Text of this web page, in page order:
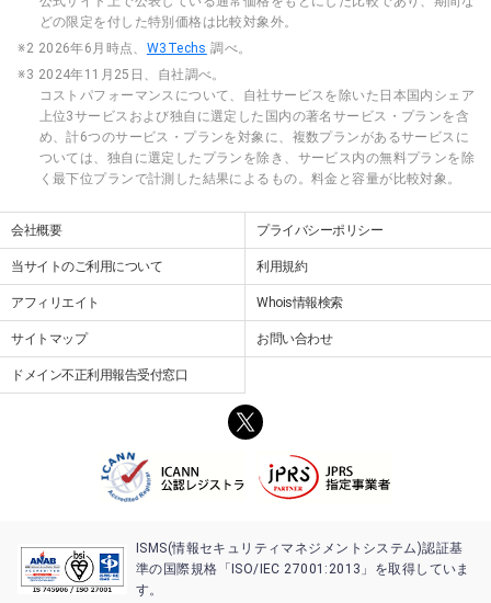
どの限定を付した特別価格は比較対象外。
※2 2026年6月時点、 W3Techs 調べ。
※3 2024年11月25日、自社調べ。
コストパフォーマンスについて、自社サービスを除いた日本国内シェア
上位3サービスおよび独自に選定した国内の著名サービス・プランを含
め、計6つのサービス・プランを対象に、複数プランがあるサービスに
ついては、独自に選定したプランを除き、サービス内の無料プランを除
く最下位プランで計測した結果によるもの。料金と容量が比較対象。
会社概要 プライバシーポリシー
当サイトのご利用について 利用規約
アフィリエイト Whois情報検索
サイトマップ お問い合わせ
ドメイン不正利用報告受付窓口
ISMS(情報セキュリティマネジメントシステム)認証基
準の国際規格「ISO/IEC 27001:2013」を取得していま
す。